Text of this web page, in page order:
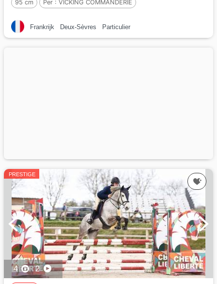
95 cm
Per : VICKING COMMANDERIE
Frankrijk Deux-Sèvres Particulier
PRESTIGE
4 2